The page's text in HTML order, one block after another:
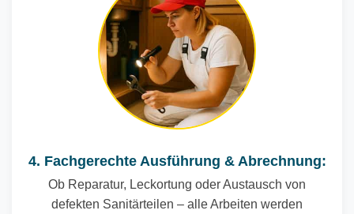
4. Fachgerechte Ausführung & Abrechnung:
Ob Reparatur, Leckortung oder Austausch von
defekten Sanitärteilen – alle Arbeiten werden